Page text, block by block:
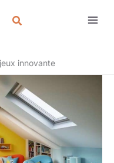
innovante